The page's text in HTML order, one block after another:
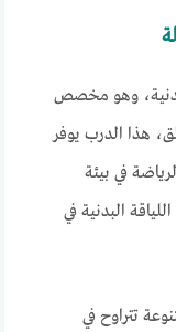
وهو مخصص
هذا الدرب يوفر
في بيئة
البدنية في
تتراوح في